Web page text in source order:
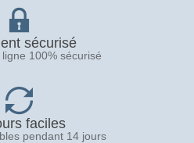
sécurisé
100% sécurisé
faciles
pendant 14 jours